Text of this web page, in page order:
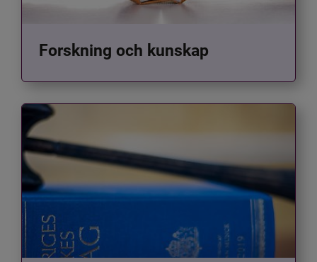
Forskning och kunskap